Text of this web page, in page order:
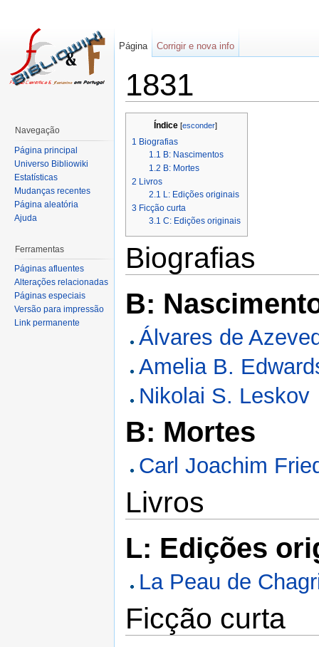
1831
Índice [esconder]
1 Biografias
1.1 B: Nascimentos
1.2 B: Mortes
2 Livros
2.1 L: Edições originais
3 Ficção curta
3.1 C: Edições originais
Biografias
B:
Álvares de
Amelia B.
Nikolai S. Leskov
B: Mortes
Carl Joachim
Livros
L: Edições
La Peau de
Ficção curta
Página Corrigir e nova info
Navegação
Página principal
Universo Bibliowiki
Estatísticas
Mudanças recentes
Página aleatória
Ajuda
Ferramentas
Páginas afluentes
Alterações relacionadas
Páginas especiais
Versão para impressão
Link permanente